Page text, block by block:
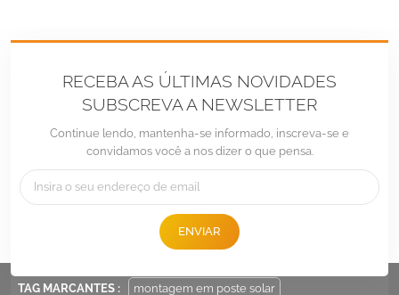
RECEBA AS ÚLTIMAS NOVIDADES
SUBSCREVA A NEWSLETTER
Continue lendo, mantenha-se informado, inscreva-se e
convidamos você a nos dizer o que pensa.
ENVIAR
Tel : +86 -592-6212776
Sales@LandpowerSolar.com
Add : Unit 206-9, No 15, Duiying Road, Jimei District, Xiamen, China
TAG MARCANTES : montagem em poste solar